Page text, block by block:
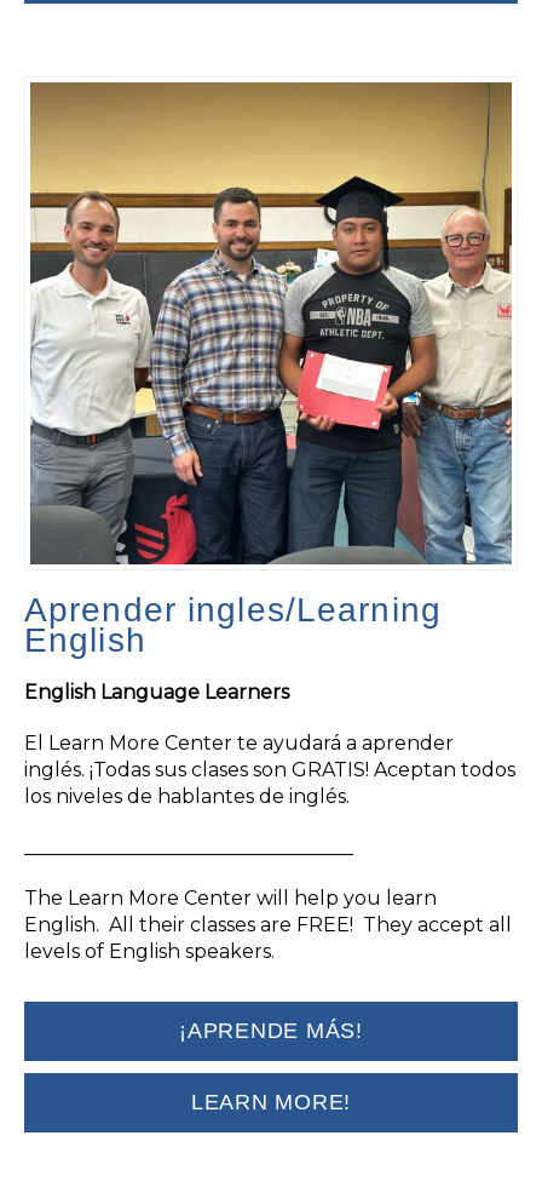
Aprender ingles/Learning
English
English Language Learners
El Learn More Center te ayudará a aprender
inglés. ¡Todas sus clases son GRATIS! Aceptan todos
los niveles de hablantes de inglés.
The Learn More Center will help you learn
English. All their classes are FREE! They accept all
levels of English speakers.
¡APRENDE MÁS!
LEARN MORE!